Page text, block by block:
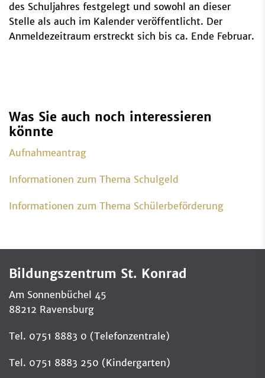
des Schuljahres festgelegt und sowohl an dieser
Stelle als auch im Kalender veröffentlicht. Der
Anmeldezeitraum erstreckt sich bis ca. Ende Februar.
Was Sie auch noch interessieren
könnte
Aufnahmeantrag
Informationen zum Thema Schulgeld
Informationen zum Thema Schülerbeförderung
Bildungszentrum St. Konrad
Am Sonnenbüchel 45
88212 Ravensburg
Tel. 0751 8883 0 (Telefonzentrale)
Tel. 0751 8883 250 (Kindergarten)